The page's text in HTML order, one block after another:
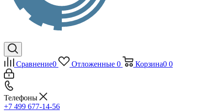
Сравнение0 Отложенные 0 Корзина0 0
Телефоны
+7 499 677-14-56